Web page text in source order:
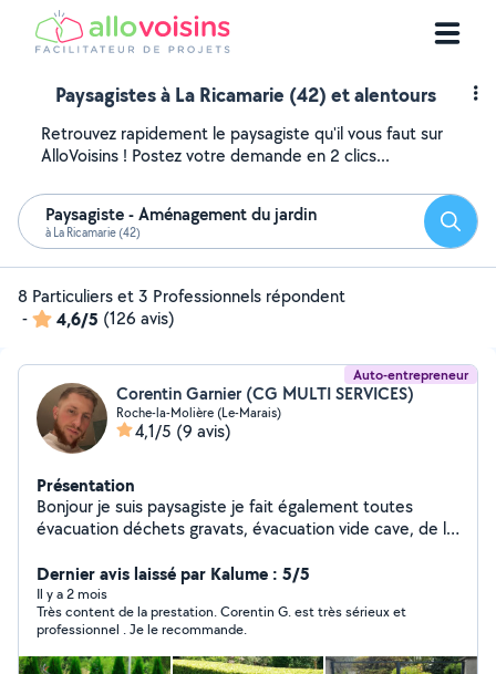
Paysagistes à La Ricamarie (42) et alentours
Retrouvez rapidement le paysagiste qu'il vous faut sur
AlloVoisins ! Postez votre demande en 2 clics...
Paysagiste - Aménagement du jardin
à La Ricamarie (42)
8 Particuliers et 3 Professionnels répondent
-
4,6/5 (126 avis)
Auto-entrepreneur
Corentin Garnier (CG MULTI SERVICES)
Roche-la-Molière (Le-Marais)
4,1/5 (9 avis)
Présentation
Bonjour je suis paysagiste je fait également toutes
évacuation déchets gravats, évacuation vide cave, de la
carrelage et divers petite bricoles Contact : zéro six,
zéro deux, soixante treize, cinquante deux, quatre vingt
quattre
Dernier avis laissé par Kalume : 5/5
Il y a 2 mois
Très content de la prestation. Corentin G. est très sérieux et
professionnel . Je le recommande.